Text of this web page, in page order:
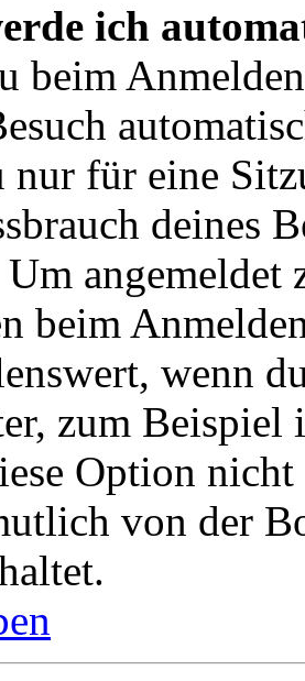
ich
beim
nur für eine
deines
angemeldet
beim
wenn
zum Beispiel
Option
von der